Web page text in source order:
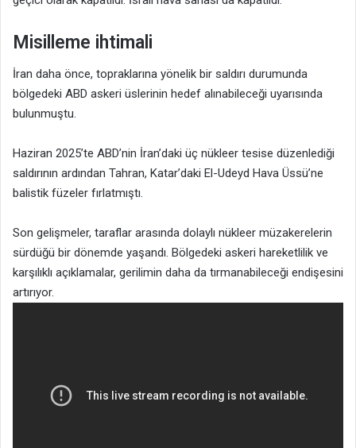
Misilleme ihtimali
İran daha önce, topraklarına yönelik bir saldırı durumunda
bölgedeki ABD askeri üslerinin hedef alınabileceği uyarısında
bulunmuştu.
Haziran 2025’te ABD’nin İran’daki üç nükleer tesise düzenlediği
saldırının ardından Tahran, Katar’daki El-Udeyd Hava Üssü’ne
balistik füzeler fırlatmıştı.
Son gelişmeler, taraflar arasında dolaylı nükleer müzakerelerin
sürdüğü bir dönemde yaşandı. Bölgedeki askeri hareketlilik ve
karşılıklı açıklamalar, gerilimin daha da tırmanabileceği endişesini
artırıyor.